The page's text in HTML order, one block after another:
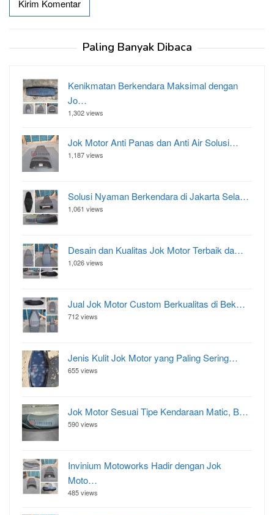
Paling Banyak Dibaca
Kenikmatan Berkendara Maksimal dengan
Jo…
1,302 views
Jok Motor Anti Panas dan Anti Air Solusi…
1,187 views
Solusi Nyaman Berkendara di Jakarta Sela…
1,061 views
Desain dan Kualitas Jok Motor Terbaik da…
1,026 views
Jual Jok Motor Custom Berkualitas di Bek…
712 views
Jenis Kulit Jok Motor yang Paling Sering…
655 views
Jok Motor Sesuai Tipe Kendaraan Matic, B…
590 views
Invinium Motoworks Hadir dengan Jok
Moto…
485 views